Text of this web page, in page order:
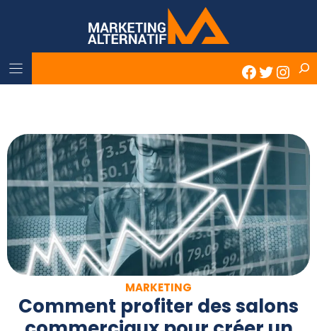
Twitter
MARKETING
Comment profiter des salons